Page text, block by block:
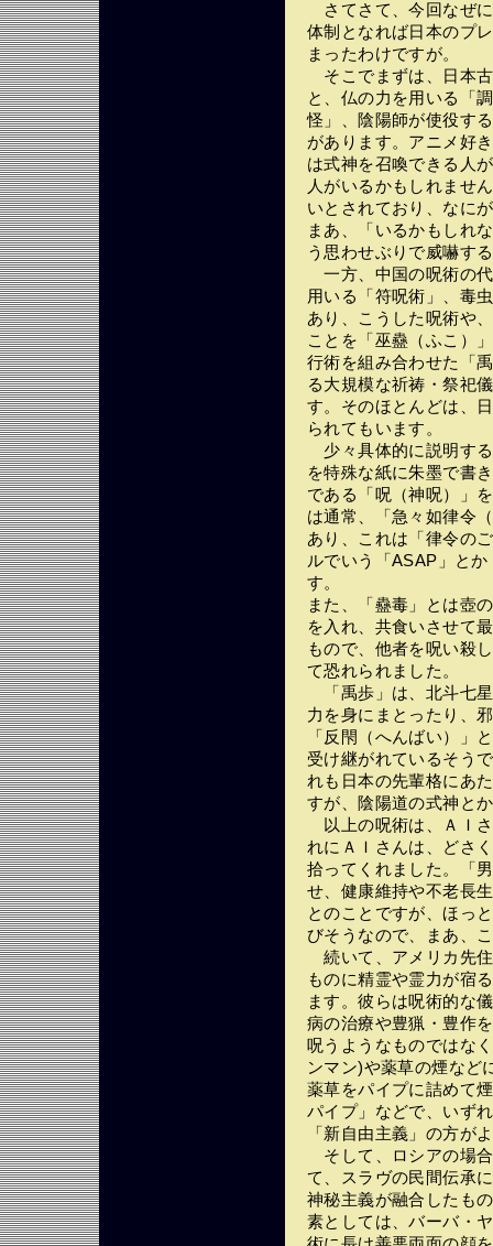
さてさて、今回なぜ
体制となれば日本のプ
まったわけですが。
そこでまずは、日本
と、仏の力を用いる「
怪」、陰陽師が使役す
があります。アニメ好
は式神を召喚できる人
人がいるかもしれませ
いとされており、なに
まあ、「いるかもしれ
う思わせぶりで威嚇す
一方、中国の呪術の
用いる「符呪術」、毒
あり、こうした呪術や
ことを「巫蠱（ふこ）
行術を組み合わせた「
る大規模な祈祷・祭祀
す。そのほとんどは、
られてもいます。
少々具体的に説明す
を特殊な紙に朱墨で書
である「呪（神呪）」
は通常、「急々如律令
あり、これは「律令の
ルでいう「ASAP」と
す。
また、「蠱毒」とは壺
を入れ、共食いさせて
もので、他者を呪い殺
て恐れられました。
「禹歩」は、北斗七
力を身にまとったり、
「反閇（へんばい）」
受け継がれているそう
れも日本の先輩格にあ
すが、陰陽道の式神と
以上の呪術は、ＡＩ
れにＡＩさんは、どさ
拾ってくれました。「
せ、健康維持や不老長
とのことですが、ほっ
びそうなので、まあ、
続いて、アメリカ先
ものに精霊や霊力が宿
ます。彼らは呪術的な
病の治療や豊猟・豊作
呪うようなものではな
ンマン)や薬草の煙など
薬草をパイプに詰めて
パイプ」などで、いず
「新自由主義」の方が
そして、ロシアの場
て、スラヴの民間伝承
神秘主義が融合したも
素としては、バーバ・